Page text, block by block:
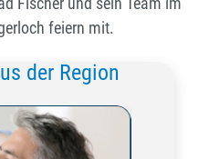
feiern mit.
der Region